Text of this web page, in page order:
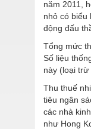
năm 2011,
nhỏ có biểu
động đấu
Tổng mức
Số liệu
này (loại trừ
Thu thuế
tiêu ngân
các nhà
như Hong